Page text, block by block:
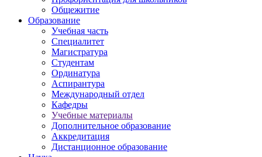
Общежитие
Образование
Учебная часть
Специалитет
Магистратура
Студентам
Ординатура
Аспирантура
Международный отдел
Кафедры
Учебные материалы
Дополнительное образование
Аккредитация
Дистанционное образование